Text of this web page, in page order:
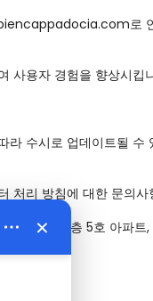
로
사용자 경험을 향상시
라 수시로 업데이트될
처리 방침에 대한 문의
6호 건물 2층 5호 아파트
×